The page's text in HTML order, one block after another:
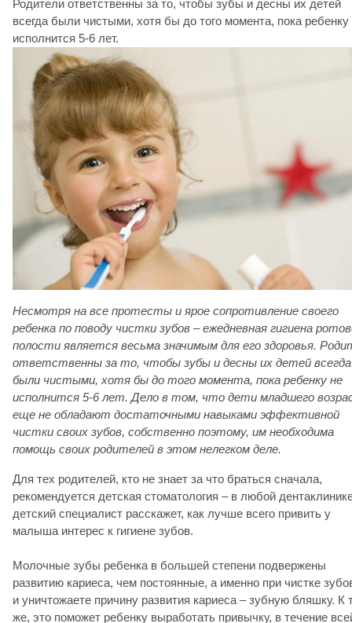
Родители ответственны за то, чтобы зубы и десны их детей
всегда были чистыми, хотя бы до того момента, пока ребенку
исполнится 5-6 лет.
Несмотря на все протесты и ярое сопротивление своего
ребенка по поводу чистки зубов – ежедневная гигиена
полости является весьма значимым для его здоровья.
ответственны за то, чтобы зубы и десны их детей всегда
были чистыми, хотя бы до того момента, пока ребенку не
исполнится 5-6 лет. Дело в том, что дети младшего
еще не обладают достаточными навыками эффективной
чистки своих зубов, собственно поэтому, им необходима
помощь своих родителей в этом нелегком деле.
Для тех родителей, кто не знает за что браться сначала,
рекомендуется детская стоматология – в любой
детский специалист расскажет, как лучше всего привить у
малыша интерес к гигиене зубов.
Молочные зубы ребенка в большей степени подвержены
развитию кариеса, чем постоянные, а именно при чистке
и уничтожаете причину развития кариеса – зубную бляшку. К
же, это поможет ребенку выработать привычку, в течение